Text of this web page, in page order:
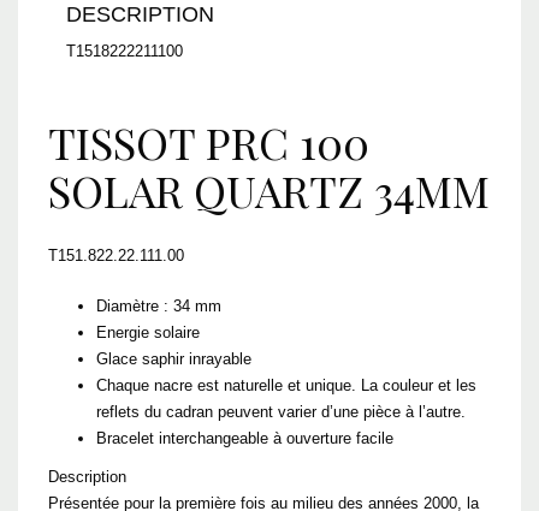
DESCRIPTION
T1518222211100
TISSOT PRC 100
SOLAR QUARTZ 34MM
T151.822.22.111.00
Diamètre : 34 mm
Energie solaire
Glace saphir inrayable
Chaque nacre est naturelle et unique. La couleur et les
reflets du cadran peuvent varier d’une pièce à l’autre.
Bracelet interchangeable à ouverture facile
Description
Présentée pour la première fois au milieu des années 2000, la